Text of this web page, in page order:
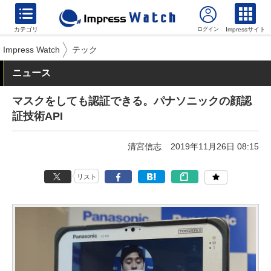
カテゴリ Impressサイト
Impress Watch テック
ニュース
マスクをしても認証できる。パナソニックの顔認
証技術API
清宮信志 2019年11月26日 08:15
リスト